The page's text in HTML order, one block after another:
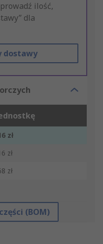
ilość,
dla
dostawy
zł
zł
zł
(BOM)